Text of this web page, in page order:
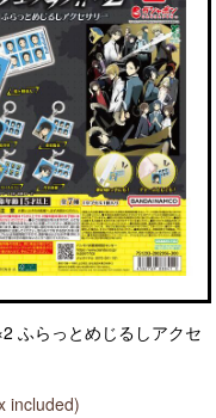
ふらっとめじるしアクセ
included)